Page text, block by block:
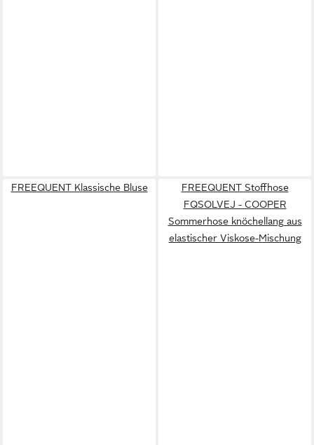
FREEQUENT Klassische Bluse
FREEQUENT Stoffhose
FQSOLVEJ - COOPER
Sommerhose knöchellang aus
elastischer Viskose-Mischung